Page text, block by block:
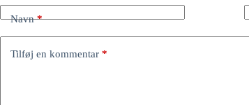
Navn*
Tilføj en kommentar *